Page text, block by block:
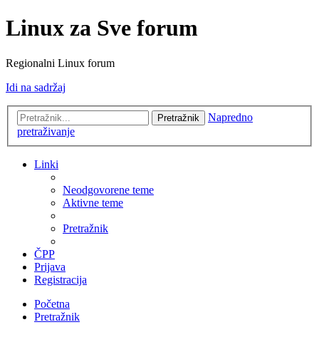
Linux za Sve forum
Regionalni Linux forum
Idi na sadržaj
Pretražnik
Napredno
pretraživanje
Linki
Neodgovorene teme
Aktivne teme
Pretražnik
ČPP
Prijava
Registracija
Početna
Pretražnik